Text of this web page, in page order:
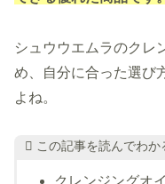
シュウウエムラのクレ
め、自分に合った選び
よね。
この記事を読んでわか
クレンジングオ